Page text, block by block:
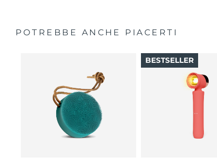
POTREBBE ANCHE PIACERTI
BESTSELLER